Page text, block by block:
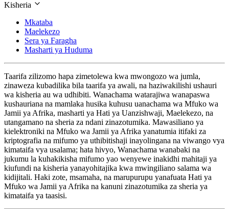
Kisheria
Mkataba
Maelekezo
Sera ya Faragha
Masharti ya Huduma
Taarifa zilizomo hapa zimetolewa kwa mwongozo wa jumla,
zinaweza kubadilika bila taarifa ya awali, na haziwakilishi ushauri
wa kisheria au wa udhibiti. Wanachama watarajiwa wanapaswa
kushauriana na mamlaka husika kuhusu uanachama wa Mfuko wa
Jamii ya Afrika, masharti ya Hati ya Uanzishwaji, Maelekezo, na
utangamano na sheria za ndani zinazotumika. Mawasiliano ya
kielektroniki na Mfuko wa Jamii ya Afrika yanatumia itifaki za
kriptografia na mifumo ya uthibitishaji inayolingana na viwango vya
kimataifa vya usalama; hata hivyo, Wanachama wanabaki na
jukumu la kuhakikisha mifumo yao wenyewe inakidhi mahitaji ya
kiufundi na kisheria yanayohitajika kwa mwingiliano salama wa
kidijitali. Haki zote, msamaha, na marupurupu yanafuata Hati ya
Mfuko wa Jamii ya Afrika na kanuni zinazotumika za sheria ya
kimataifa ya taasisi.